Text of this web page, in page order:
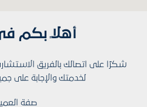
أهلاً بكم
شكرًا على اتصالك بالفريق
لخدمتك والإجابة على
صفة